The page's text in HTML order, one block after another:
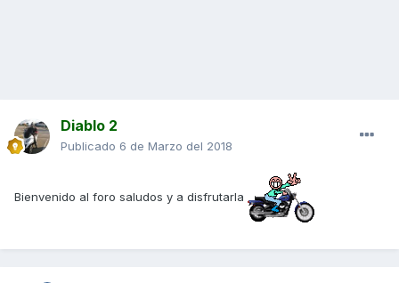
Diablo 2
Publicado 6 de Marzo del 2018
Bienvenido al foro saludos y a disfrutarla